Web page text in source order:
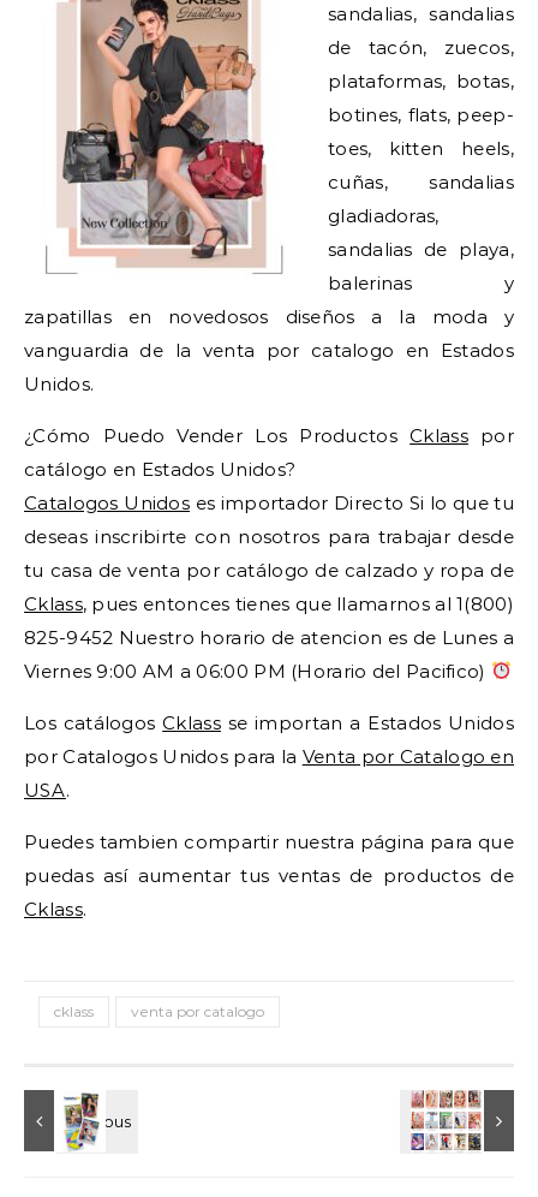
sandalias, sandalias
de tacón, zuecos,
plataformas, botas,
botines, flats, peep-
toes, kitten heels,
cuñas, sandalias
gladiadoras,
sandalias de playa,
balerinas y
zapatillas en novedosos diseños a la moda y
vanguardia de la venta por catalogo en Estados
Unidos.
¿Cómo Puedo Vender Los ProductosCklasspor
catálogo en Estados Unidos?
Catalogos Unidos es importador Directo Si lo que tu
deseas inscribirte con nosotros para trabajar desde
tu casa de venta por catálogo de calzado y ropa de
Cklass, pues entonces tienes que llamarnos al 1(800)
825-9452 Nuestro horario de atencion es de Lunes a
Viernes 9:00 AM a 06:00 PM (Horario del Pacifico)
Los catálogosCklassse importan a Estados Unidos
por Catalogos Unidos para la Venta por Catalogo en
USA.
Puedes tambien compartir nuestra página para que
puedas así aumentar tus ventas de productos de
Cklass.
cklass venta por catalogo